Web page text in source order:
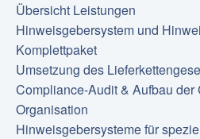
Übersicht Leistungen
Hinweisgebersystem und
Komplettpaket
Umsetzung des
Compliance-Audit & Aufbau der
Organisation
Hinweisgebersysteme für